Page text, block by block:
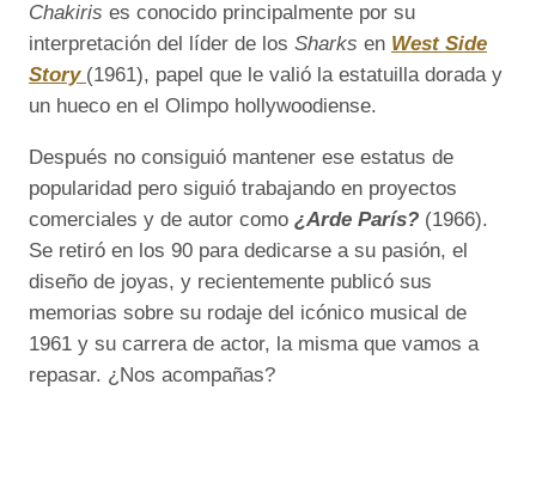
Chakiris es conocido principalmente por su
interpretación del líder de los Sharks en West Side
Story (1961), papel que le valió la estatuilla dorada y
un hueco en el Olimpo hollywoodiense.
Después no consiguió mantener ese estatus de
popularidad pero siguió trabajando en proyectos
comerciales y de autor como ¿Arde París? (1966).
Se retiró en los 90 para dedicarse a su pasión, el
diseño de joyas, y recientemente publicó sus
memorias sobre su rodaje del icónico musical de
1961 y su carrera de actor, la misma que vamos a
repasar. ¿Nos acompañas?